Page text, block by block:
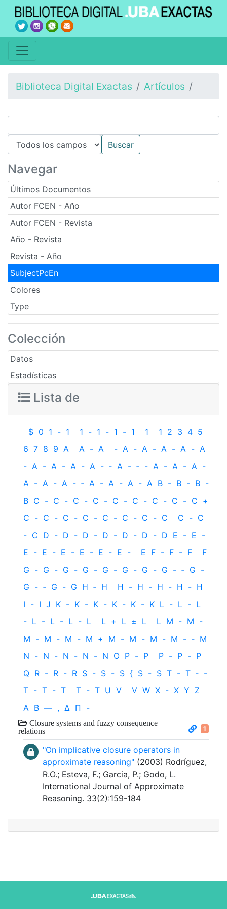
Biblioteca Digital Exactas Artículos
Navegar
Últimos Documentos
Autor FCEN - Año
Autor FCEN - Revista
Año - Revista
Revista - Año
SubjectPcEn
Colores
Type
Colección
Datos
Estadísticas
Lista de
$ 0 1 - 1 1 - 1 - 1 - 1 1 1 2 3 4 5
6 7 8 9 A A - A - A - A - A - A - A
- A - A - A - A - ‐ A - ‐ - A - A - A -
A - A - A - ‐ A - A - A - A B - B - B -
B C - C - C - C - C - C - C - C - C +
C - C - C - C - C - C - C - C C - C
- C D - D - D - D - D - D - D E - E -
E - E - E - E - E - E - E F - F - F
F
G - G - G - G - G - G - G - G - ‐ G -
G - ‐ G - G H ‐ H H - H - H - H - H
I - I J K - K - K - K - K - K L - L - L
- L - L - L - L L + L ± L L M - M -
M - M - M - M + M - M - M - M - ‐ M
N - N - N - N - N O P - P P - P - P
Q R - R - R S - S - S { S - S T - T ‐ -
T - T - T T - T U V V W X - X Y Z
Α Β — , Δ Π -
Closure systems and fuzzy consequence
relations
1
"On implicative closure operators in
approximate reasoning" (2003) Rodríguez,
R.O.; Esteva, F.; Garcia, P.; Godo, L.
International Journal of Approximate
Reasoning. 33(2):159-184